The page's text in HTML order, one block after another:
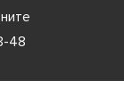
48